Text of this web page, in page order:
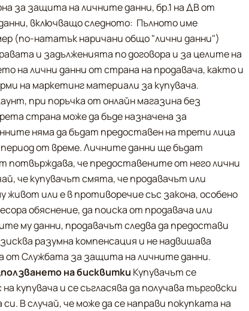
за защита на личните данни, бр.1 на ДВ от
включващо следното:  Пълното име
(по-нататък наричани общо "лични данни")
и задълженията по договора и за целите на
на лични данни от страна на продавача, както и
на маркетинг материали за купувача.
при поръчка от онлайн магазина без
страна може да бъде назначена за
няма да бъдат предоставен на трети лица
от време. Личните данни ще бъдат
потвърждава, че предоставените от него лични
че купувачът смята, че продавачът или
или е в противоречие със закона, особено
обяснение, да поиска от продавача или
му данни, продавачът следва да предостави
разумна компенсация и не надвишава
от Службата за защита на личните данни.
на бисквитки Купувачът се
купувача и се съгласява да получава търговски
В случай, че може да се направи покупката на